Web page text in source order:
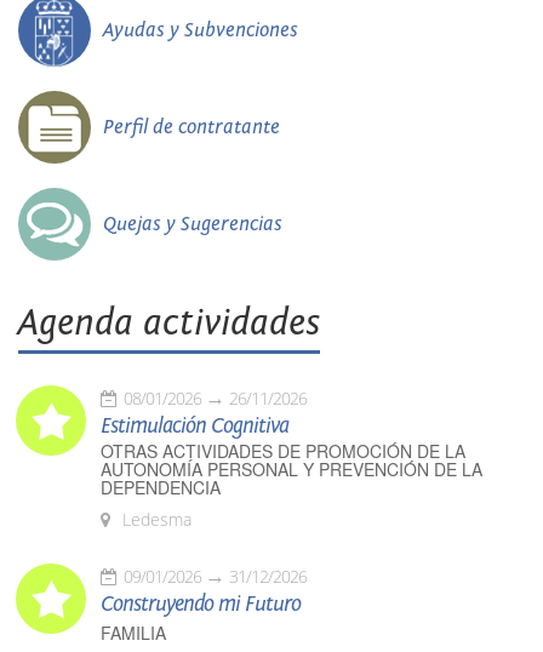
Ayudas y Subvenciones
Perfil de contratante
Quejas y Sugerencias
Agenda actividades
08/01/2026 26/11/2026
Estimulación Cognitiva
OTRAS ACTIVIDADES DE PROMOCIÓN DE LA
AUTONOMÍA PERSONAL Y PREVENCIÓN DE LA
DEPENDENCIA
Ledesma
09/01/2026 31/12/2026
Construyendo mi Futuro
FAMILIA